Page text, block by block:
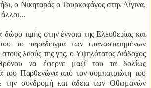
ο Νικηταράς ο Τουρκοφάγος στην Αίγινα,
τιμής στην έννοια της Ελευθερίας και
το παράδειγμα των επαναστατημένων
λαούς της γης, ο Υψηλότατος Διάδοχος
να έφερνε μαζί του τα δολίως
του Παρθενώνα από τον συμπατριώτη του
την συνδρομή και άδεια των Οθωμανών